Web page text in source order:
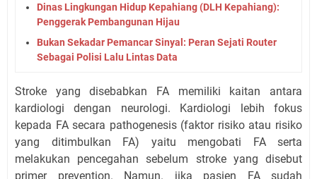
Dinas Lingkungan Hidup Kepahiang (DLH Kepahiang):
Penggerak Pembangunan Hijau
Bukan Sekadar Pemancar Sinyal: Peran Sejati Router
Sebagai Polisi Lalu Lintas Data
Stroke yang disebabkan FA memiliki kaitan antara
kardiologi dengan neurologi. Kardiologi lebih fokus
kepada FA secara pathogenesis (faktor risiko atau risiko
yang ditimbulkan FA) yaitu mengobati FA serta
melakukan pencegahan sebelum stroke yang disebut
primer prevention. Namun. jika pasien FA sudah